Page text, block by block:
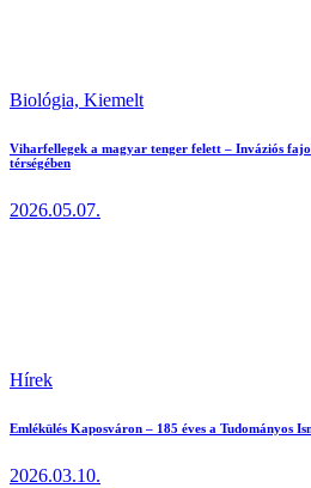
Biológia, Kiemelt
Viharfellegek a magyar tenger felett – Inváziós
térségében
2026.05.07.
Hírek
Emlékülés Kaposváron – 185 éves a Tudományos
2026.03.10.